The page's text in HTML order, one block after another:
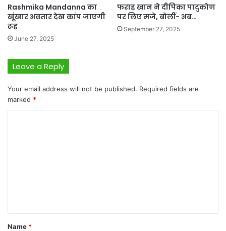
Rashmika Mandanna का
खूंखार अवतार देख कांप जाएगी
रूह
June 27, 2025
फराह खान ने दीपिका पादुकोण
पर लिए मजे, बोलीं- अब…
September 27, 2025
Leave a Reply
Your email address will not be published. Required fields are
marked *
*
Name *